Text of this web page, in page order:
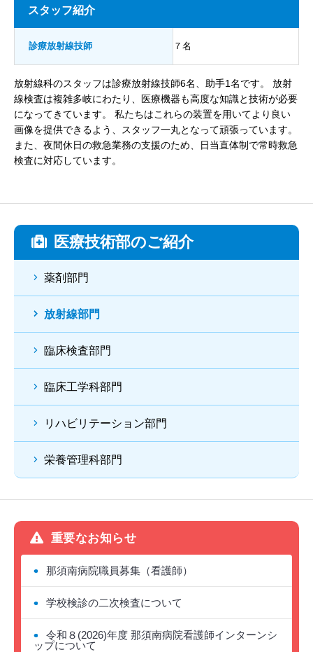
スタッフ紹介
診療放射線技師 ７名
放射線科のスタッフは診療放射線技師6名、助手1名です。 放射
線検査は複雑多岐にわたり、医療機器も高度な知識と技術が必要
になってきています。 私たちはこれらの装置を用いてより良い
画像を提供できるよう、スタッフ一丸となって頑張っています。
また、夜間休日の救急業務の支援のため、日当直体制で常時救急
検査に対応しています。
医療技術部のご紹介
薬剤部門
放射線部門
臨床検査部門
臨床工学科部門
リハビリテーション部門
栄養管理科部門
重要なお知らせ
那須南病院職員募集（看護師）
学校検診の二次検査について
令和８(2026)年度 那須南病院看護師インターンシ
ップについて